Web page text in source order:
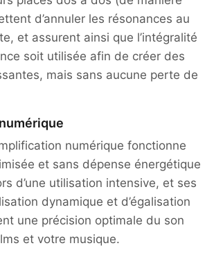
d’annuler les résonances au
et assurent ainsi que l’intégralité
soit utilisée afin de créer des
mais sans aucune perte de
numérique fonctionne
et sans dépense énergétique
d’une utilisation intensive, et ses
dynamique et d’égalisation
une précision optimale du son
et votre musique.